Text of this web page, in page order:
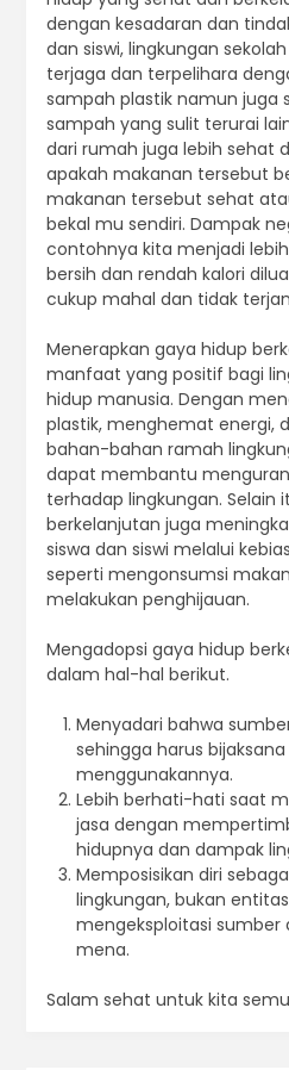
dengan kesadaran dan
dan siswi, lingkungan
terjaga dan terpelihara
sampah plastik namun juga
sampah yang sulit terurai
dari rumah juga lebih sehat
apakah makanan tersebut
makanan tersebut sehat
bekal mu sendiri. Dampak
contohnya kita menjadi
bersih dan rendah kalori
cukup mahal dan tidak
Menerapkan gaya hidup
manfaat yang positif bagi
hidup manusia. Dengan
plastik, menghemat energi,
bahan-bahan ramah
dapat membantu
terhadap lingkungan. Selain
berkelanjutan juga
siswa dan siswi melalui
seperti mengonsumsi
melakukan penghijauan.
Mengadopsi gaya hidup
dalam hal-hal berikut.
Menyadari bahwa
sehingga harus
menggunakannya.
Lebih berhati-hati saat
jasa dengan
hidupnya dan dampak
Memposisikan diri
lingkungan, bukan
mengeksploitasi
mena.
Salam sehat untuk kita